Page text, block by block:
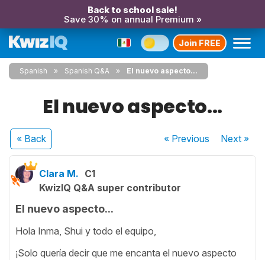
Back to school sale!
Save 30% on annual Premium »
Join FREE
Spanish Spanish Q&A El nuevo aspecto...
El nuevo aspecto...
« Back « Previous Next»
Clara M. C1
KwizIQ Q&A super contributor
El nuevo aspecto...
Hola Inma, Shui y todo el equipo,
¡Solo quería decir que me encanta el nuevo aspecto